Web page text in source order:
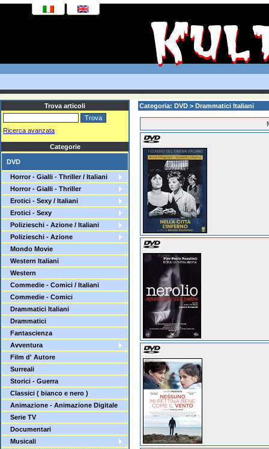
Trova articoli
Ricerca avanzata
Categorie
DVD
Horror - Gialli - Thriller / Italiani
Horror - Gialli - Thriller
Erotici - Sexy / Italiani
Erotici - Sexy
Polizieschi - Azione / Italiani
Polizieschi - Azione
Mondo Movie
Western Italiani
Western
Commedie - Comici / Italiani
Commedie - Comici
Drammatici Italiani
Drammatici
Fantascienza
Avventura
Film d' Autore
Surreali
Storici - Guerra
Classici ( bianco e nero )
Animazione - Animazione Digitale
Serie TV
Documentari
Musicali
Categoria: DVD > Drammatici Italiani